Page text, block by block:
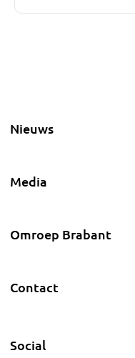
Nieuws
Media
Omroep Brabant
Contact
Social